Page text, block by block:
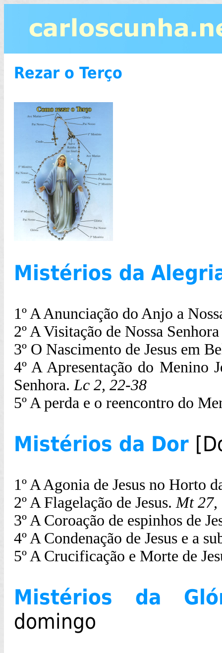
Rezar o Terço
Mistérios da
1º A Anunciação do Anjo a
2º A Visitação de Nossa
3º O Nascimento de Jesus em
4º A Apresentação do Menino
Senhora.Lc 2, 22-38
5º A perda e o reencontro do
Mistérios da Dor [
1º A Agonia de Jesus no Horto
2º A Flagelação de Jesus.Mt 27,
3º A Coroação de espinhos de
4º A Condenação de Jesus e a
5º A Crucificação e Morte de
Mistérios da
domingo